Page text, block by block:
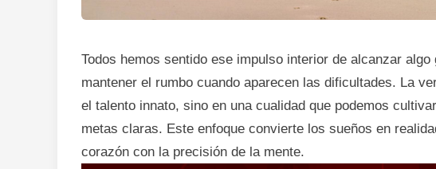
Todos hemos sentido ese impulso interior de alcanzar
mantener el rumbo cuando aparecen las dificultades. La
el talento innato, sino en una cualidad que podemos
metas claras. Este enfoque convierte los sueños en
corazón con la precisión de la mente.